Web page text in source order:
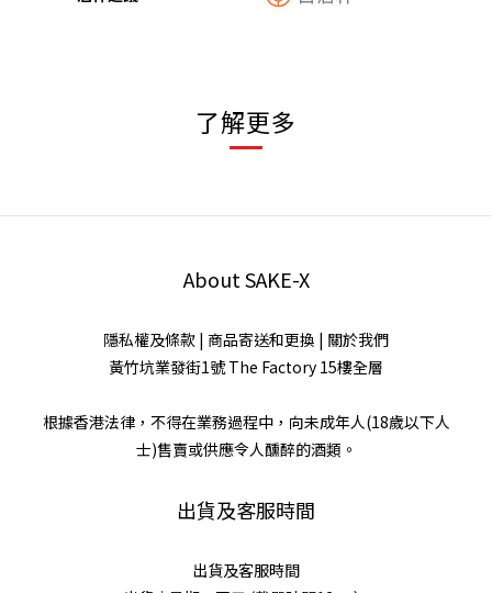
了解更多
About SAKE-X
隱私權及條款 | 商品寄送和更換 | 關於我們
黃竹坑業發街1號 The Factory 15樓全層
根據香港法律，不得在業務過程中，向未成年人(18歲以下人
士)售賣或供應令人醺醉的酒類。
出貨及客服時間
出貨及客服時間